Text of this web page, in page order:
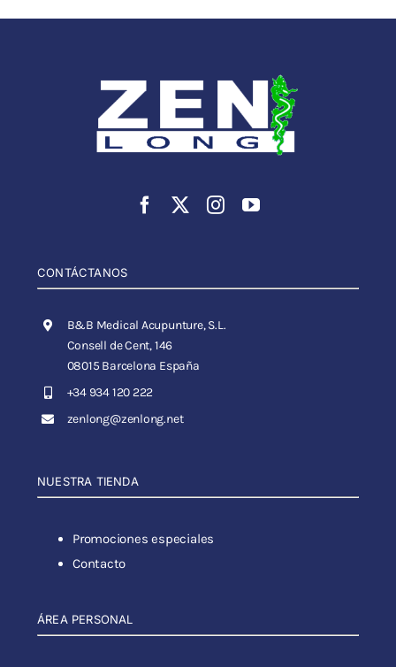
CONTÁCTANOS
B&B Medical Acupunture, S.L.
Consell de Cent, 146
08015 Barcelona España
+34 934 120 222
zenlong@zenlong.net
NUESTRA TIENDA
Promociones especiales
Contacto
ÁREA PERSONAL